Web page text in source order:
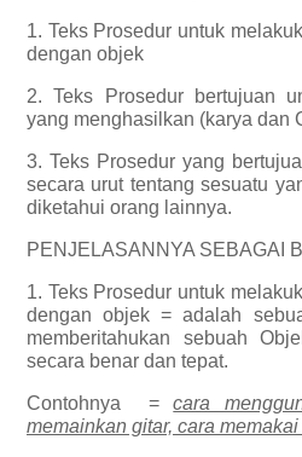
1. Teks Prosedur untuk
dengan objek
2. Teks Prosedur bertujuan
yang menghasilkan (karya dan
3. Teks Prosedur yang
secara urut tentang sesuatu
diketahui orang lainnya.
PENJELASANNYA SEBAGAI
1. Teks Prosedur untuk
dengan objek = adalah
memberitahukan sebuah
secara benar dan tepat.
Contohnya =cara
memainkan gitar, cara